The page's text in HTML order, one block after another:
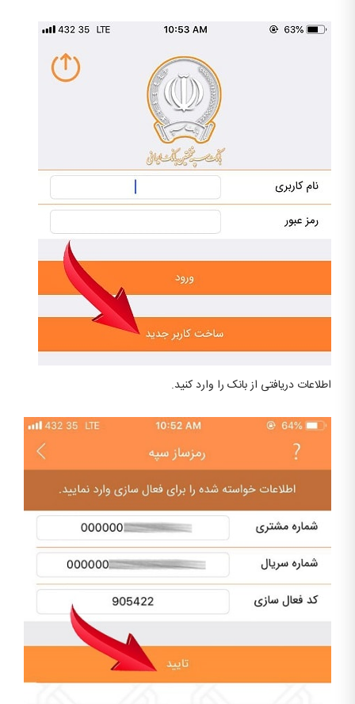
اطلاعات دریافتی از بانک را وارد کنید.